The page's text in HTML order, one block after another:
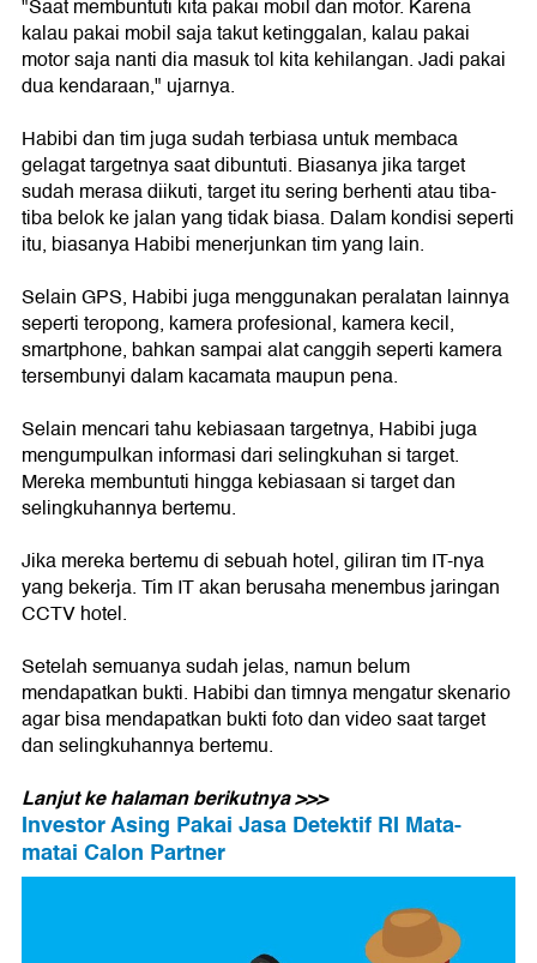
"Saat membuntuti kita pakai mobil dan motor. Karena
kalau pakai mobil saja takut ketinggalan, kalau pakai
motor saja nanti dia masuk tol kita kehilangan. Jadi pakai
dua kendaraan," ujarnya.
Habibi dan tim juga sudah terbiasa untuk membaca
gelagat targetnya saat dibuntuti. Biasanya jika target
sudah merasa diikuti, target itu sering berhenti atau tiba-
tiba belok ke jalan yang tidak biasa. Dalam kondisi seperti
itu, biasanya Habibi menerjunkan tim yang lain.
Selain GPS, Habibi juga menggunakan peralatan lainnya
seperti teropong, kamera profesional, kamera kecil,
smartphone, bahkan sampai alat canggih seperti kamera
tersembunyi dalam kacamata maupun pena.
Selain mencari tahu kebiasaan targetnya, Habibi juga
mengumpulkan informasi dari selingkuhan si target.
Mereka membuntuti hingga kebiasaan si target dan
selingkuhannya bertemu.
Jika mereka bertemu di sebuah hotel, giliran tim IT-nya
yang bekerja. Tim IT akan berusaha menembus jaringan
CCTV hotel.
Setelah semuanya sudah jelas, namun belum
mendapatkan bukti. Habibi dan timnya mengatur skenario
agar bisa mendapatkan bukti foto dan video saat target
dan selingkuhannya bertemu.
Lanjut ke halaman berikutnya >>>
Investor Asing Pakai Jasa Detektif RI Mata-
matai Calon Partner